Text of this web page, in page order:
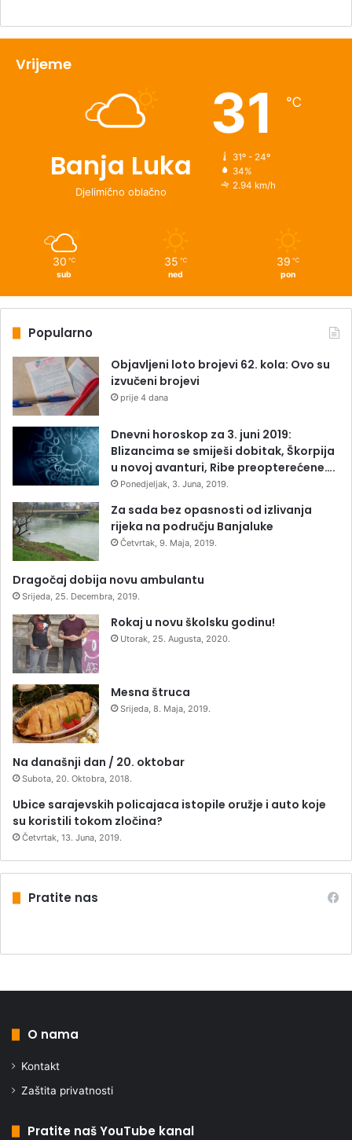
Vrijeme
Banja Luka
Djelimično oblačno
31 ℃
31º - 24º
34%
2.94 km/h
30 ℃
sub
35 ℃
ned
39 ℃
pon
Popularno
Objavljeni loto brojevi 62. kola: Ovo su
izvučeni brojevi
prije 4 dana
Dnevni horoskop za 3. juni 2019:
Blizancima se smiješi dobitak, Škorpija
u novoj avanturi, Ribe preopterećene….
Ponedjeljak, 3. Juna, 2019.
Za sada bez opasnosti od izlivanja
rijeka na području Banjaluke
Četvrtak, 9. Maja, 2019.
Dragočaj dobija novu ambulantu
Srijeda, 25. Decembra, 2019.
Rokaj u novu školsku godinu!
Utorak, 25. Augusta, 2020.
Mesna štruca
Srijeda, 8. Maja, 2019.
Na današnji dan / 20. oktobar
Subota, 20. Oktobra, 2018.
Ubice sarajevskih policajaca istopile oružje i auto koje
su koristili tokom zločina?
Četvrtak, 13. Juna, 2019.
Pratite nas
O nama
Kontakt
Zaštita privatnosti
Pratite naš YouTube kanal